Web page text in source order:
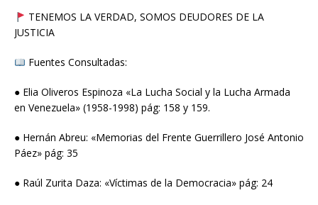
TENEMOS LA VERDAD, SOMOS DEUDORES DE LA
JUSTICIA
Fuentes Consultadas:
● Elia Oliveros Espinoza «La Lucha Social y la Lucha Armada
en Venezuela» (1958-1998) pág: 158 y 159.
● Hernán Abreu: «Memorias del Frente Guerrillero José Antonio
Páez» pág: 35
● Raúl Zurita Daza: «Víctimas de la Democracia» pág: 24